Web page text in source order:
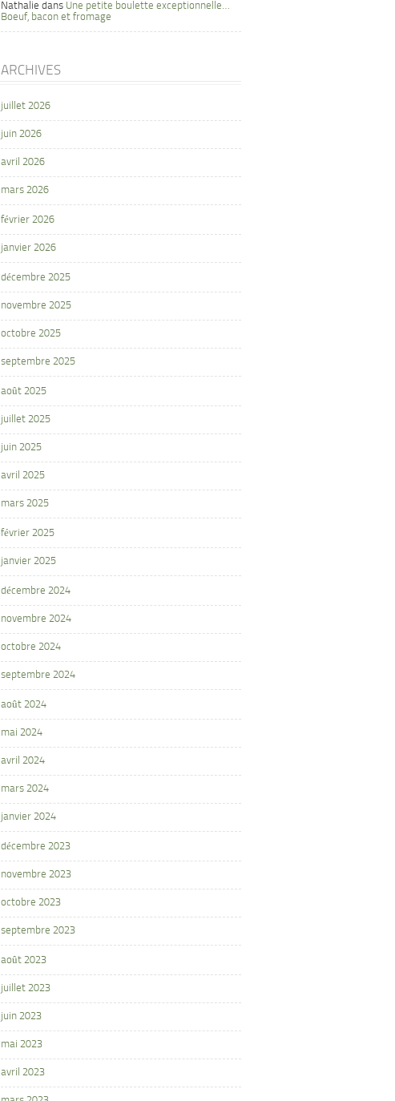
Nathalie dans Une petite boulette exceptionnelle…
Boeuf, bacon et fromage
ARCHIVES
juillet 2026
juin 2026
avril 2026
mars 2026
février 2026
janvier 2026
décembre 2025
novembre 2025
octobre 2025
septembre 2025
août 2025
juillet 2025
juin 2025
avril 2025
mars 2025
février 2025
janvier 2025
décembre 2024
novembre 2024
octobre 2024
septembre 2024
août 2024
mai 2024
avril 2024
mars 2024
janvier 2024
décembre 2023
novembre 2023
octobre 2023
septembre 2023
août 2023
juillet 2023
juin 2023
mai 2023
avril 2023